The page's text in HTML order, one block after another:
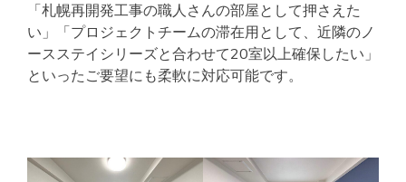
「札幌再開発工事の職人さんの部屋として押さえた
い」「プロジェクトチームの滞在用として、近隣のノ
ースステイシリーズと合わせて20室以上確保したい」
といったご要望にも柔軟に対応可能です。